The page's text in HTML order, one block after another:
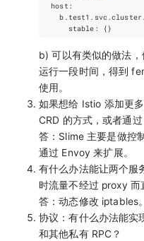
host :
stable : {}
b) 可以有类似的做法
运行一段时间，得到
使用。
如果想给 Istio 添加更
CRD 的方式，或者通
答：Slime 主要是做控
通过 Envoy 来扩展。
有什么办法能让两个服
时流量不经过 proxy 而
答：动态修改 iptables。
协议：有什么办法能实
和其他私有 RPC？